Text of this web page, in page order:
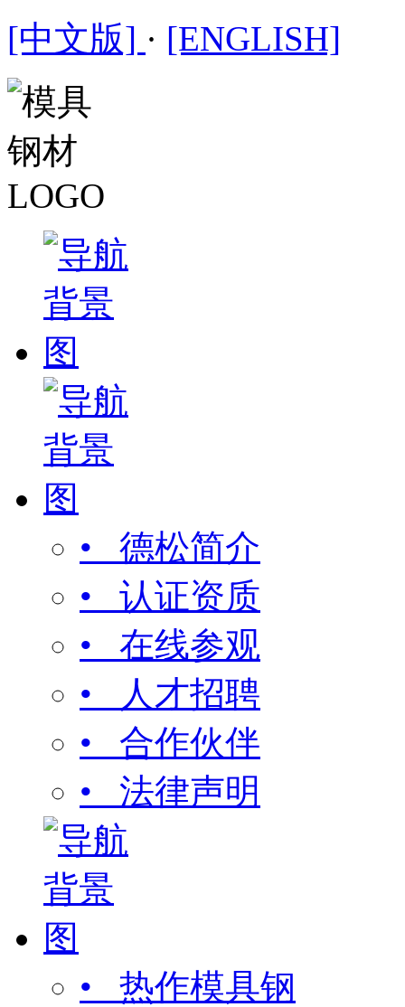
[中文版] · [ENGLISH]
• 德松简介
• 认证资质
• 在线参观
• 人才招聘
• 合作伙伴
• 法律声明
• 热作模具钢